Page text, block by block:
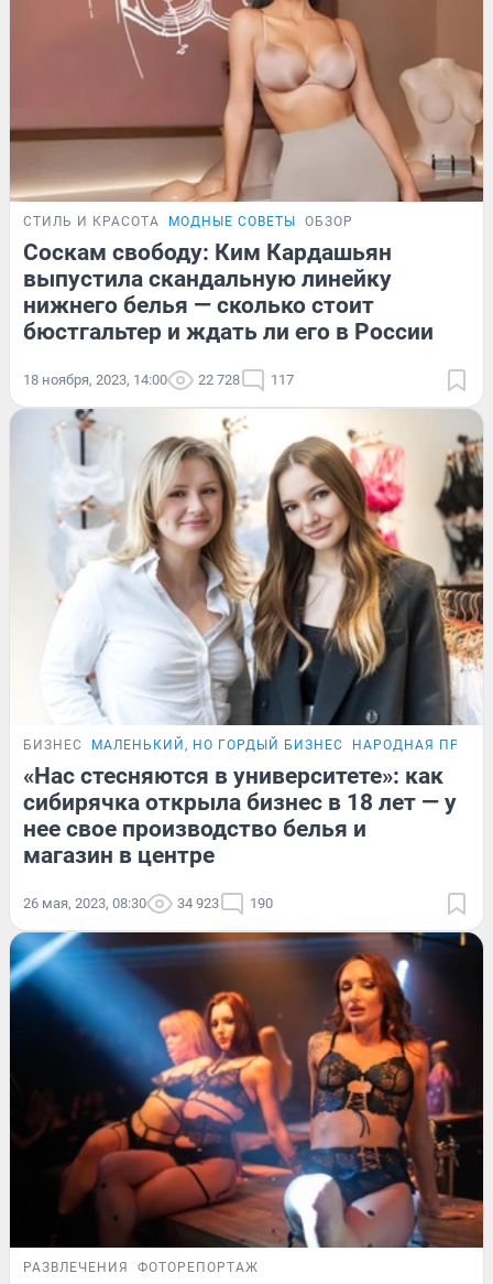
СТИЛЬ И КРАСОТА МОДНЫЕ СОВЕТЫ ОБЗОР
Соскам свободу: Ким Кардашьян
выпустила скандальную линейку
нижнего белья — сколько стоит
бюстгальтер и ждать ли его в России
18 ноября, 2023, 14:00 22 728 117
БИЗНЕС МАЛЕНЬКИЙ, НО ГОРДЫЙ БИЗНЕС НАРОДНАЯ
«Нас стесняются в университете»: как
сибирячка открыла бизнес в 18 лет — у
нее свое производство белья и
магазин в центре
26 мая, 2023, 08:30 34 923 190
РАЗВЛЕЧЕНИЯ ФОТОРЕПОРТАЖ